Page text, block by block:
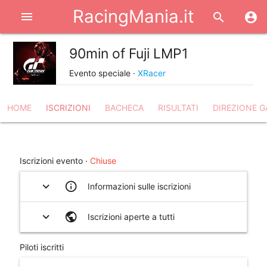
menu RacingMania.it search account_circle
90min of Fuji LMP1
Evento speciale ·XRacer
HOME ISCRIZIONI BACHECA RISULTATI DIREZIONE
Iscrizioni evento · Chiuse
expand_more info_outline Informazioni sulle iscrizioni
expand_more public Iscrizioni aperte a tutti
Piloti iscritti